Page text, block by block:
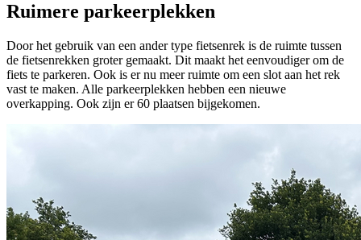
Ruimere parkeerplekken
Door het gebruik van een ander type fietsenrek is de ruimte tussen
de fietsenrekken groter gemaakt. Dit maakt het eenvoudiger om de
fiets te parkeren. Ook is er nu meer ruimte om een slot aan het rek
vast te maken. Alle parkeerplekken hebben een nieuwe
overkapping. Ook zijn er 60 plaatsen bijgekomen.